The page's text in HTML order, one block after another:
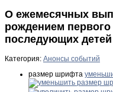
О ежемесячных
рождением первого
последующих детей
Категория: Анонсы событий
размер шрифта